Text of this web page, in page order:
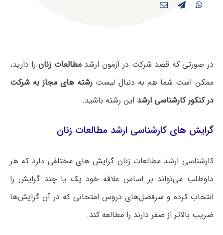
در صورتی که قصد شرکت در آزمون ارشدمطالعات زنانرا دارید،
ممکن است شما هم به دنبال لیست رشته های مجاز به شرکت
در کنکور کارشناسی ارشد این رشته باشید.
گرایش های کارشناسی ارشد مطالعات زنان
کارشناسی ارشد مطالعات زنان گرایش های مختلفی دارد که هر
داوطلب می‌تواند بر اساس علاقه خود یک یا چند گرایش را
انتخاب کرده و سرفصل‌های دروس امتحانی که در آن گرایش‌ها
ضریب بالاتر از صفر دارند را مطالعه کند.